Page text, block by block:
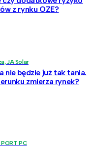
z rynku OZE?
JA Solar
nie będzie już tak tania.
zmierza rynek?
PORT PC